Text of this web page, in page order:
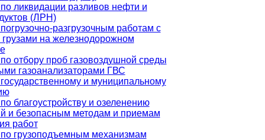
ликвидации разливов нефти и
(ЛРН)
разгрузочным работам с
на железнодорожном
отбору проб газовоздушной среды
газоанализаторами ГВС
и муниципальному
благоустройству и озеленению
и безопасным методам и приемам
работ
грузоподъемным механизмам